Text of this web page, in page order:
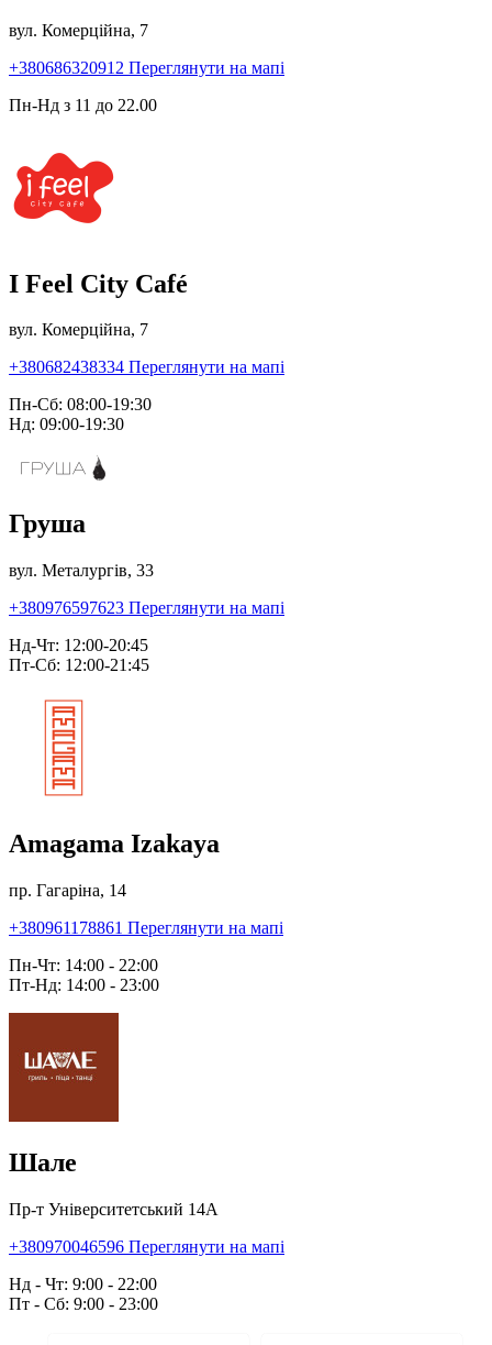
вул. Комерційна, 7
+380686320912 Переглянути на мапі
Пн-Нд з 11 до 22.00
I Feel City Café
вул. Комерційна, 7
+380682438334 Переглянути на мапі
Пн-Сб: 08:00-19:30
Нд: 09:00-19:30
Груша
вул. Металургів, 33
+380976597623 Переглянути на мапі
Нд-Чт: 12:00-20:45
Пт-Сб: 12:00-21:45
Amagama Izakaya
пр. Гагаріна, 14
+380961178861 Переглянути на мапі
Пн-Чт: 14:00 - 22:00
Пт-Нд: 14:00 - 23:00
Шале
Пр-т Університетський 14А
+380970046596 Переглянути на мапі
Нд - Чт: 9:00 - 22:00
Пт - Сб: 9:00 - 23:00